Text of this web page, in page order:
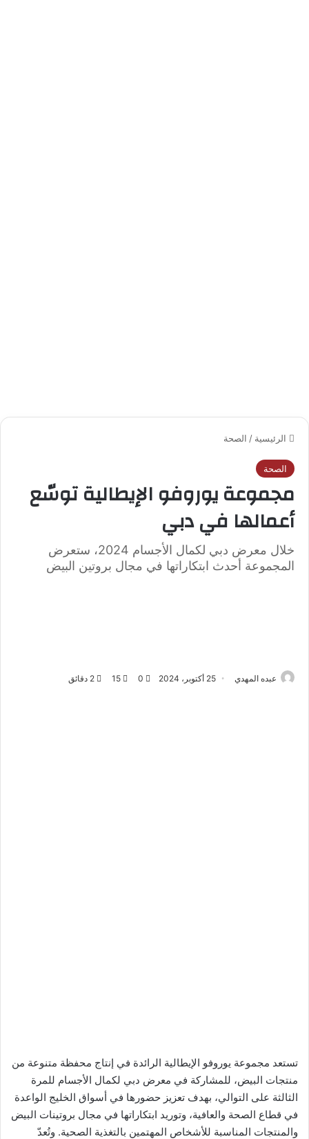
الرئيسية / الصحة
الصحة
مجموعة يوروفو الإيطالية توسّع
أعمالها في دبي
خلال معرض دبي لكمال الأجسام 2024، ستعرض
المجموعة أحدث ابتكاراتها في مجال بروتين البيض
عبده المهدي 25 أكتوبر، 2024 0
15
تستعد مجموعة يوروفو الإيطالية الرائدة في إنتاج محفظة متنوعة من
منتجات البيض، للمشاركة في معرض دبي لكمال الأجسام للمرة
الثالثة على التوالي، بهدف تعزيز حضورها في أسواق الخليج الواعدة
في قطاع الصحة والعافية، وتوريد ابتكاراتها في مجال بروتينات البيض
والمنتجات المناسبة للأشخاص المهتمين بالتغذية الصحية. وتُعدّ